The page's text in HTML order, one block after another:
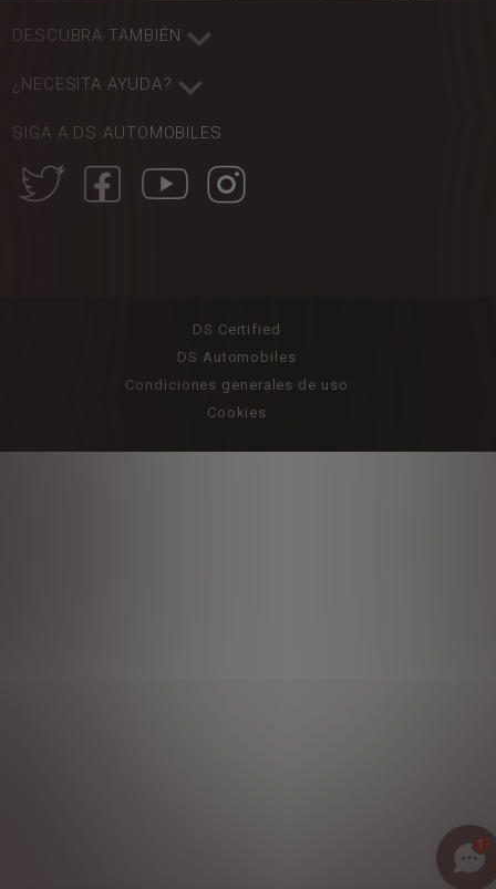
DESCUBRA TAMBIÉN
¿NECESITA AYUDA?
SIGA A DS AUTOMOBILES
DS Certified
DS Automobiles
Condiciones generales de uso
Cookies
1